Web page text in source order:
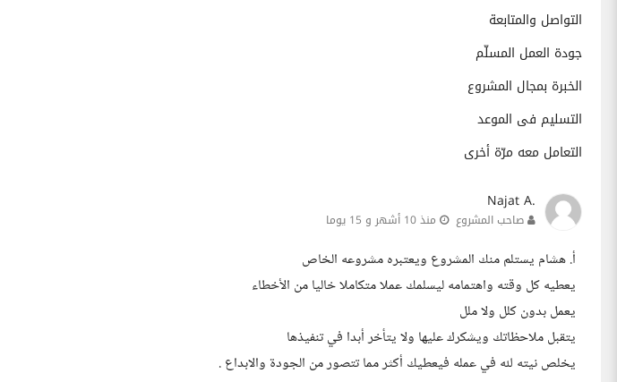
التواصل والمتابعة
جودة العمل المسلّم
الخبرة بمجال المشروع
التسليم فى الموعد
التعامل معه مرّة أخرى
Najat A.
صاحب المشروع منذ 10 أشهر و 15 يوما
أ. هشام يستلم منك المشروع ويعتبره مشروعه الخاص
يعطيه كل وقته واهتمامه ليسلمك عملا متكاملا خاليا من الأخطاء
يعمل بدون كلل ولا ملل
يتقبل ملاحظاتك ويشكرك عليها ولا يتأخر أبدا في تنفيذها
يخلص نيته لله في عمله فيعطيك أكثر مما تتصور من الجودة والابداع .